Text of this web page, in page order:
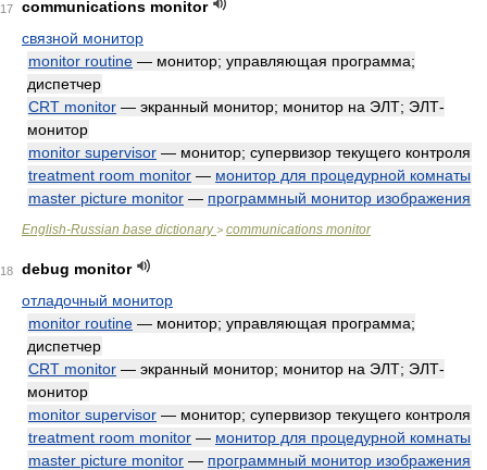
17
communications monitor
связной монитор
monitor routine — монитор; управляющая программа;
диспетчер
CRT monitor — экранный монитор; монитор на ЭЛТ; ЭЛТ-
монитор
monitor supervisor — монитор; супервизор текущего контроля
treatment room monitor — монитор для процедурной комнаты
master picture monitor — программный монитор изображения
English-Russian base dictionary> communications monitor
18
debug monitor
отладочный монитор
monitor routine — монитор; управляющая программа;
диспетчер
CRT monitor — экранный монитор; монитор на ЭЛТ; ЭЛТ-
монитор
monitor supervisor — монитор; супервизор текущего контроля
treatment room monitor — монитор для процедурной комнаты
master picture monitor — программный монитор изображения